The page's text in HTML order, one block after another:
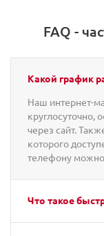
FAQ -
Какой график
Наш интернет-
круглосуточно,
через сайт.
которого
телефону можно
Что такое